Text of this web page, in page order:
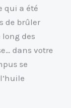
qui a été
de brûler
long des
dans votre
se